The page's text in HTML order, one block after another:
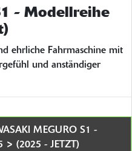
- Modellreihe
ehrliche Fahrmaschine mit
und anständiger
MEGURO S1 -
> (2025 - JETZT)